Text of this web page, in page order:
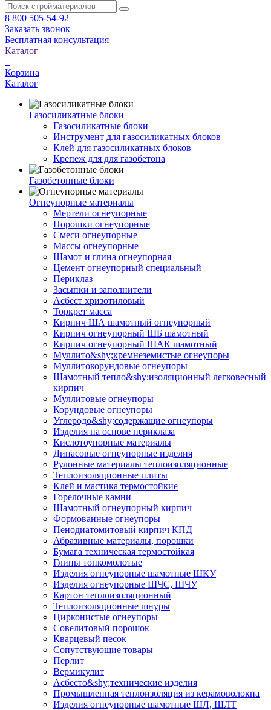
8 800 505-54-92
Заказать звонок
Бесплатная консультация
Каталог
Корзина
Каталог
Газосиликатные блоки
Газосиликатные блоки
Инструмент для газосиликатных блоков
Клей для газосиликатных блоков
Крепеж для для газобетона
Газобетонные блоки
Огнеупорные материалы
Мертели огнеупорные
Порошки огнеупорные
Смеси огнеупорные
Массы огнеупорные
Шамот и глина огнеупорная
Цемент огнеупорный специальный
Периклаз
Засыпки и заполнители
Асбест хризотиловый
Торкрет масса
Кирпич ША шамотный огнеупорный
Кирпич огнеупорный ШБ шамотный
Кирпич огнеупорный ШАК шамотный
Муллито&shy;­кремнеземистые огнеупоры
Муллито­корундовые огнеупоры
Шамотный тепло&shy;изоляционный легковесный
кирпич
Муллитовые огнеупоры
Корундовые огнеупоры
Углеродо&shy;содержащие огнеупоры
Изделия на основе периклаза
Кислотоупорные материалы
Динасовые огнеупорные изделия
Рулонные материалы теплоизоляционные
Тепло­изоляционные плиты
Клей и мастика термостойкие
Горелочные камни
Шамотный огнеупорный кирпич
Формованные огнеупоры
Пенодиатомитовый кирпич КПД
Абразивные материалы, порошки
Бумага техническая термостойкая
Глины тонкомолотые
Изделия огнеупорные шамотные ШКУ
Изделия огнеупорные ШЧС, ШЧУ
Картон теплоизоляционный
Теплоизоляционные шнуры
Цирконистые огнеупоры
Совелитовый порошок
Кварцевый песок
Сопутствующие товары
Перлит
Вермикулит
Асбесто&shy;технические изделия
Промышленная теплоизоляция из керамоволокна
Изделия огнеупорные шамотные ШЛ, ШЛТ